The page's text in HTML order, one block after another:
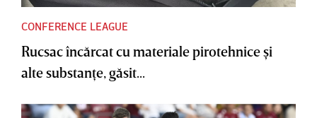
CONFERENCE LEAGUE
Rucsac încărcat cu materiale pirotehnice şi
alte substanţe, găsit...